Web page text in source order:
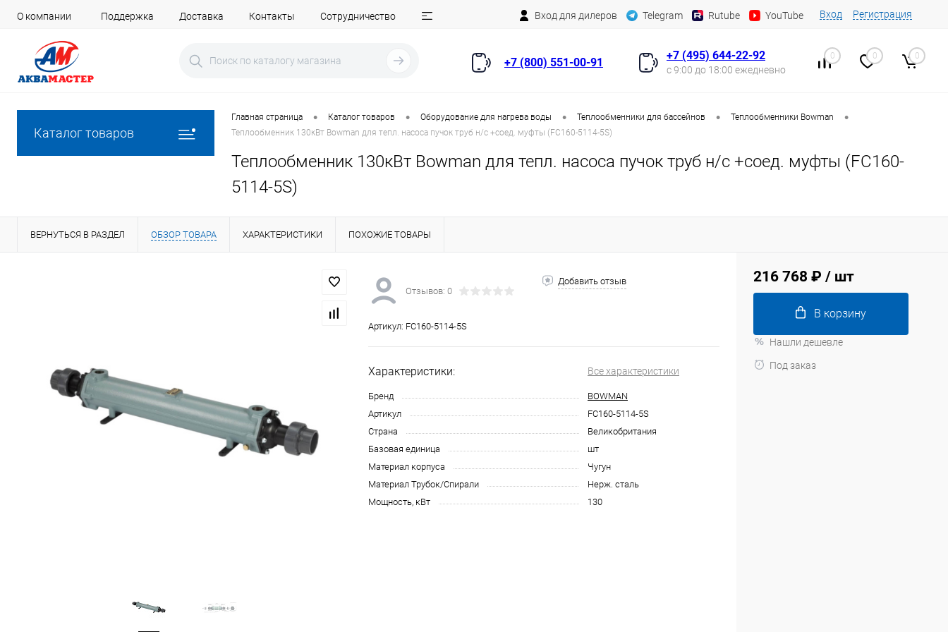
О компании Поддержка Доставка Контакты Сотрудничество Вход для дилеров Telegram Rutube YouTube Вход Регистрация
+7 (800) 551-00-91
+7 (495) 644-22-92
с 9:00 до 18:00 ежедневно
0 0 0
Каталог товаров
Главная страница • Каталог товаров • Оборудование для нагрева воды • Теплообменники для бассейнов • Теплообменники Bowman •
Теплообменник 130кВт Bowman для тепл. насоса пучок труб н/с +соед. муфты (FC160-5114-5S)
Теплообменник 130кВт Bowman для тепл. насоса пучок труб н/с +соед. муфты (FC160-
5114-5S)
ВЕРНУТЬСЯ В РАЗДЕЛ ОБЗОР ТОВАРА ХАРАКТЕРИСТИКИ ПОХОЖИЕ ТОВАРЫ
Отзывов: 0
Добавить отзыв
Артикул: FC160-5114-5S
Характеристики: Все характеристики
Бренд
BOWMAN
Артикул
FC160-5114-5S
Страна
Великобритания
Базовая единица
шт
Материал корпуса
Чугун
Материал Трубок/Спирали
Нерж. сталь
Мощность, кВт
130
216 768 ₽ / шт
В корзину
Нашли дешевле
Под заказ